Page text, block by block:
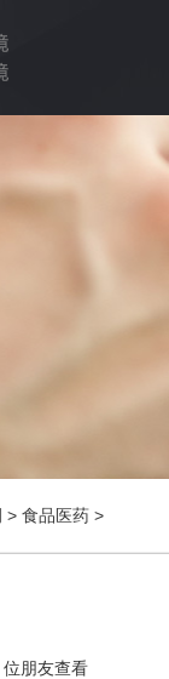
> 食品医药 >
位朋友查看